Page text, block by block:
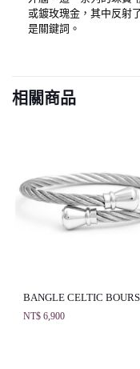
或鍍玫瑰金，其中反射
是關鍵詞。
相關商品
BANGLE CELTIC
NT$ 6,900